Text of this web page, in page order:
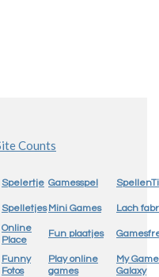
Spelertje Gamesspel
Spelletjes Mini Games Lach
Online
Place
Fun plaatjes
Funny
Fotos
Play online
games
My Game
Galaxy